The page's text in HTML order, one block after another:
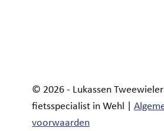
© 2026 - Lukassen
fietsspecialist in Wehl |
voorwaarden